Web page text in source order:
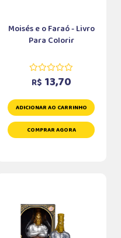
Moisés e o Faraó - Livro
Para Colorir
R$ 13,70
ADICIONAR AO CARRINHO
COMPRAR AGORA